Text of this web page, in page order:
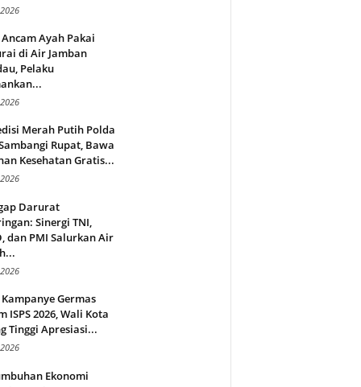
Ayah Pakai
di Air Jamban
Pelaku
Merah Putih Polda
Rupat, Bawa
Kesehatan Gratis...
Darurat
Sinergi TNI,
dan PMI Salurkan Air
Germas
ISPS 2026, Wali Kota
Tinggi Apresiasi...
Ekonomi